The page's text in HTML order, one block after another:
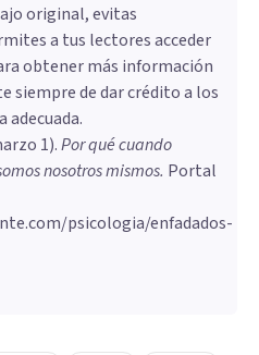
original, evitas
a tus lectores acceder
obtener más información
siempre de dar crédito a los
adecuada.
1).​Por qué cuando
nosotros mismos. Portal
psicologia/enfadados-